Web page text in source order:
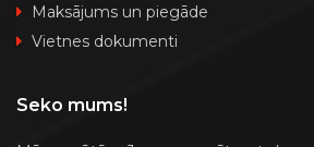
Maksājums un piegāde
Vietnes dokumenti
Seko mums!